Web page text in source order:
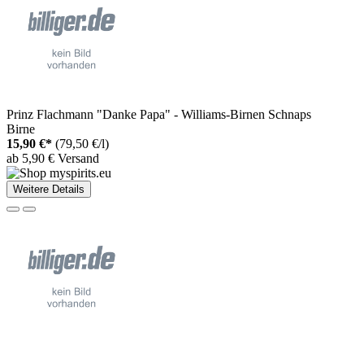
Prinz Flachmann "Danke Papa" - Williams-Birnen Schnaps
Birne
15,90 €* (79,50 €/l)
ab 5,90 € Versand
Weitere Details